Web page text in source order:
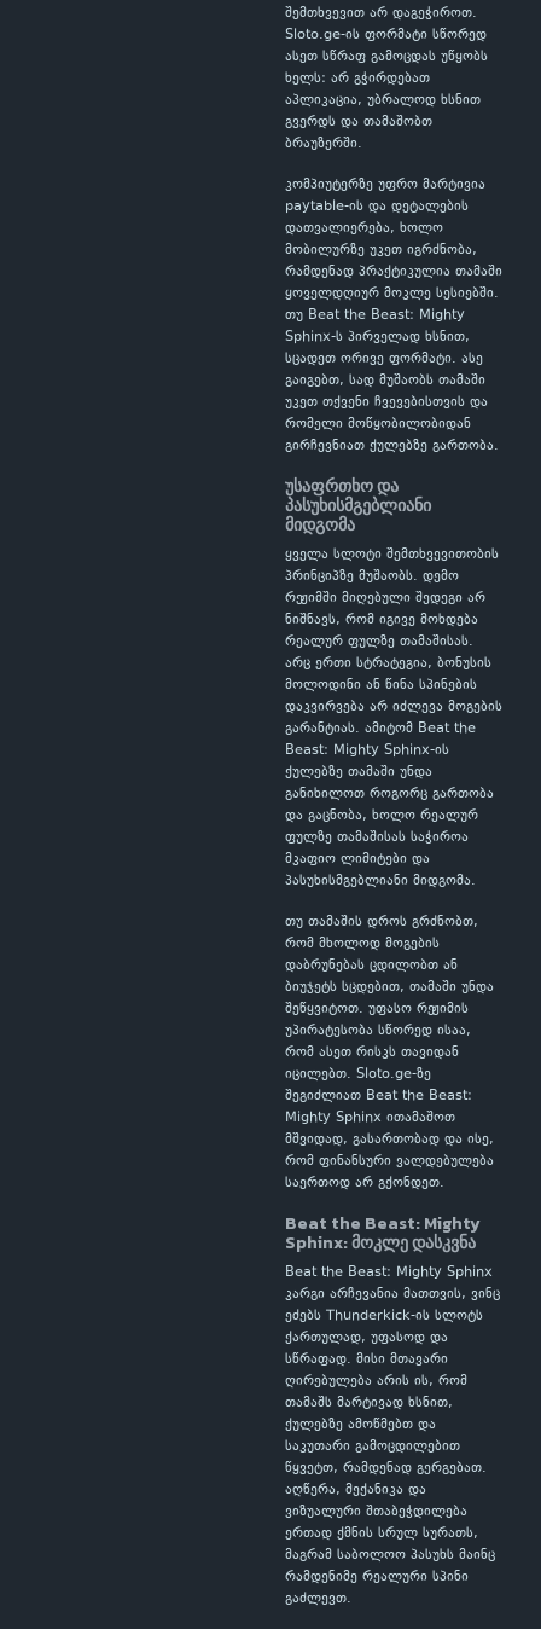
შემთხვევით არ დაგეჭიროთ.
Sloto.ge-ის ფორმატი სწორედ
ასეთ სწრაფ გამოცდას უწყობს
ხელს: არ გჭირდებათ
აპლიკაცია, უბრალოდ ხსნით
გვერდს და თამაშობთ
ბრაუზერში.
კომპიუტერზე უფრო მარტივია
paytable-ის და დეტალების
დათვალიერება, ხოლო
მობილურზე უკეთ იგრძნობა,
რამდენად პრაქტიკულია თამაში
ყოველდღიურ მოკლე სესიებში.
თუ Beat the Beast: Mighty
Sphinx-ს პირველად ხსნით,
სცადეთ ორივე ფორმატი. ასე
გაიგებთ, სად მუშაობს თამაში
უკეთ თქვენი ჩვევებისთვის და
რომელი მოწყობილობიდან
გირჩევნიათ ქულებზე გართობა.
უსაფრთხო და
პასუხისმგებლიანი
მიდგომა
ყველა სლოტი შემთხვევითობის
პრინციპზე მუშაობს. დემო
რეჟიმში მიღებული შედეგი არ
ნიშნავს, რომ იგივე მოხდება
რეალურ ფულზე თამაშისას.
არც ერთი სტრატეგია, ბონუსის
მოლოდინი ან წინა სპინების
დაკვირვება არ იძლევა მოგების
გარანტიას. ამიტომ Beat the
Beast: Mighty Sphinx-ის
ქულებზე თამაში უნდა
განიხილოთ როგორც გართობა
და გაცნობა, ხოლო რეალურ
ფულზე თამაშისას საჭიროა
მკაფიო ლიმიტები და
პასუხისმგებლიანი მიდგომა.
თუ თამაშის დროს გრძნობთ,
რომ მხოლოდ მოგების
დაბრუნებას ცდილობთ ან
ბიუჯეტს სცდებით, თამაში უნდა
შეწყვიტოთ. უფასო რეჟიმის
უპირატესობა სწორედ ისაა,
რომ ასეთ რისკს თავიდან
იცილებთ. Sloto.ge-ზე
შეგიძლიათ Beat the Beast:
Mighty Sphinx ითამაშოთ
მშვიდად, გასართობად და ისე,
რომ ფინანსური ვალდებულება
საერთოდ არ გქონდეთ.
Beat the Beast: Mighty
Sphinx: მოკლე დასკვნა
Beat the Beast: Mighty Sphinx
კარგი არჩევანია მათთვის, ვინც
ეძებს Thunderkick-ის სლოტს
ქართულად, უფასოდ და
სწრაფად. მისი მთავარი
ღირებულება არის ის, რომ
თამაშს მარტივად ხსნით,
ქულებზე ამოწმებთ და
საკუთარი გამოცდილებით
წყვეტთ, რამდენად გერგებათ.
აღწერა, მექანიკა და
ვიზუალური შთაბეჭდილება
ერთად ქმნის სრულ სურათს,
მაგრამ საბოლოო პასუხს მაინც
რამდენიმე რეალური სპინი
გაძლევთ.